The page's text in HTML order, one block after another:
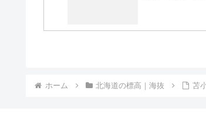
ホーム 北海道の標高｜海抜 苫